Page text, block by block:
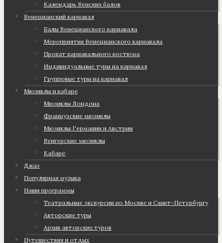
Календарь Венских балов
Венецианский карнавал
Балы Венецианского карнавала
Мероприятия Венецианского карнавала
Прокат карнавального костюма
Индивидуальные туры на карнавал
Групповые туры на карнавал
Мюзиклы и кабаре
Мюзиклы Лондона
Французские мюзиклы
Мюзиклы Германии и Австрии
Венгерские мюзиклы
Кабаре
Джаз
Популярная музыка
Наши программы
Театральные экскурсии по Москве и Санкт-Петербургу
Авторские туры
Архив авторских туров
Путешествия и отдых